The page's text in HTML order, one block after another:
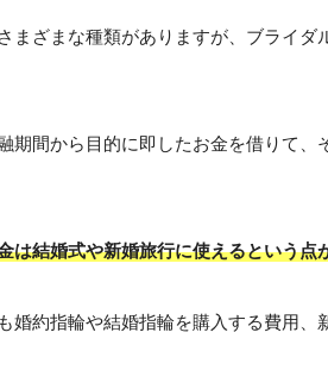
まざまな種類がありますが、ブライダ
間から目的に即したお金を借りて、
は結婚式や新婚旅行に使えるという点
婚約指輪や結婚指輪を購入する費用、